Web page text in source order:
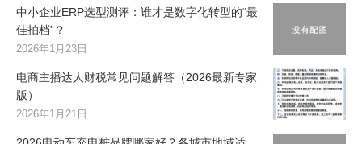
中小企业ERP选型测评：谁才是数字化转型的“最
佳拍档”？
2026年1月23日
电商主播达人财税常见问题解答（2026最新专家
版）
2026年1月21日